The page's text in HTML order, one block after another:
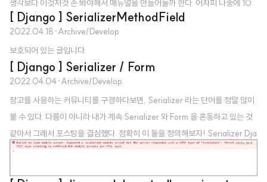
생각보다 이것저것 손 봐야해서 매뉴얼을 만들어둘까 한다. 어차피 나중에 10
0% 다른 블로거 분들의 글들을 보면서 해야할 것 같으니 내가 쓴다! 우선 나는
VSCode 에디터를 이용했다. 파이참에서는 refactor 기능이 따로 있는걸로 아
는데, vscode 도 app 이름을 변경하면 refactor 기능을 이용하겠냐는 창이 뜬
다. yes 해주면 모든 것이 다 변경되면 좋았겠지만,, 난 아무것도 변경되지 않아
서 수동으로 하나하나 해줬다. 1. 파일 변경 - INSTALLED_APPS 에 써져있
는 앱 이름 - Models Meta app_name -..
[ Django ] SerializerMethodField
2022.04.18 ·Archive/Develop
보호되어 있는 글입니다.
[ Django ] Serializer / Form
2022.04.04·Archive/Develop
장고를 사용하는 커뮤니티를 구경하다보면, Serializer 라는 단어를 정말 많이
볼 수 있다. 다름이 아니라 내가 계속 Serializer 와 Form 을 혼동하고 있는 것
같아서 그래서 포스팅을 결심했다. 정확히 이 둘을 정의해보자! Serializer Dja
ngo 에서 흔히 사용되는 Form 과 상당히 유사한 개념으로, 유효성 검사를 자동